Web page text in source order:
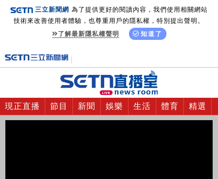
三立新聞網 為了提供更好的閱讀內容，我們使用相關網站
技術來改善使用者體驗，也尊重用戶的隱私權，特別提出聲明。
了解最新隱私權聲明
知道了
現正直播 節目 新聞 娛樂 生活 體育 精選